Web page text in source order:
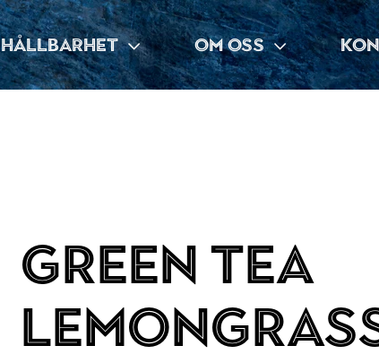
HÅLLBARHET OM OSS
Green Tea